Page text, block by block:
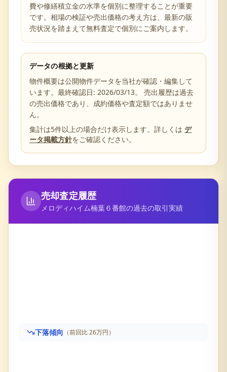
費や修繕積立金の水準を個別に整理することが重要
です。相場の検証や売出価格の考え方は、最新の販
売状況を踏まえて無料査定で個別にご案内します。
データの根拠と更新
物件概要は公開物件データを当社が確認・編集して
います。最終確認日: 2026/03/13。 売出履歴は過去
の売出価格であり、成約価格や査定額ではありませ
ん。
集計は5件以上の場合だけ表示します。詳しくは デ
ータ掲載方針をご確認ください。
売却査定履歴
メロディハイム楠葉６番館の過去の取引実績
下落傾向 （前回比26万円）